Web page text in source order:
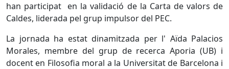
han participat en la validació de la Carta de valors de
Caldes, liderada pel grup impulsor del PEC.
La jornada ha estat dinamitzada per l' Aïda Palacios
Morales, membre del grup de recerca Aporia (UB) i
docent en Filosofia moral a la Universitat de Barcelona i